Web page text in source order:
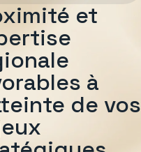
et
à
de vos